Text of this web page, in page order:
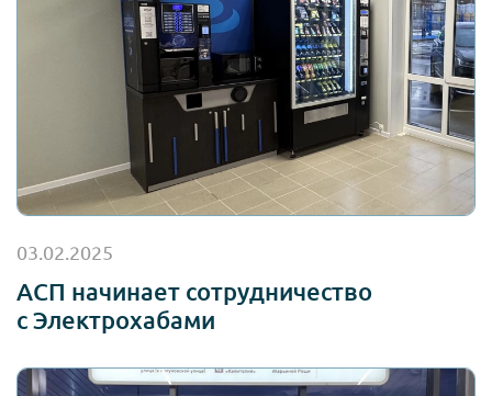
03.02.2025
АСП начинает сотрудничество
с Электрохабами